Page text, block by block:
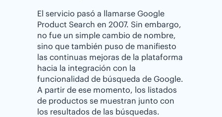
El servicio pasó a llamarse Google
Product Search en 2007. Sin embargo,
no fue un simple cambio de nombre,
sino que también puso de manifiesto
las continuas mejoras de la plataforma
hacia la integración con la
funcionalidad de búsqueda de Google.
A partir de ese momento, los listados
de productos se muestran junto con
los resultados de las búsquedas.